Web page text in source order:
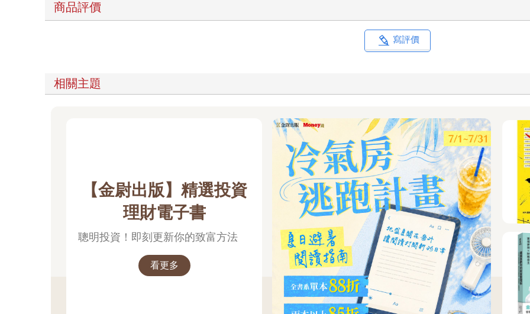
商品評價
寫評價
相關主題
【金尉出版】精選投資
理財電子書
聰明投資！即刻更新你的致富方法
看更多